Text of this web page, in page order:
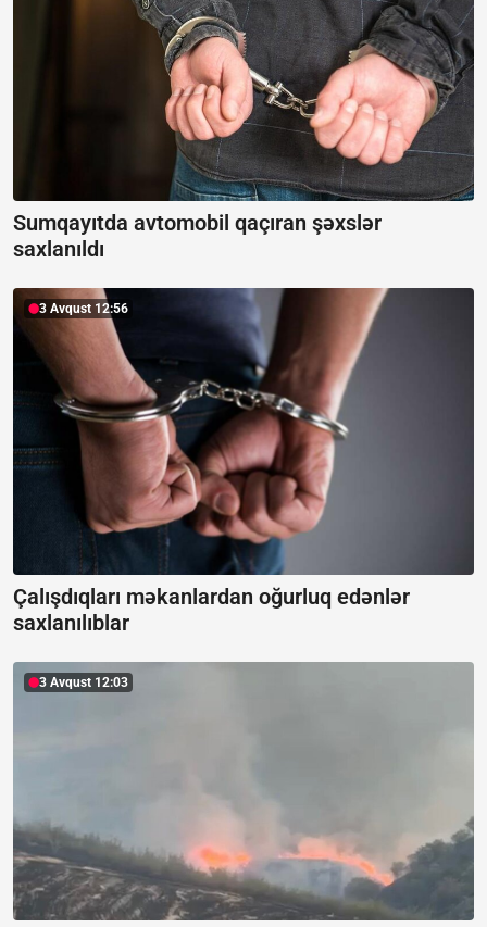
Sumqayıtda avtomobil qaçıran şəxslər
saxlanıldı
3 Avqust 12:56
Çalışdıqları məkanlardan oğurluq edənlər
saxlanılıblar
3 Avqust 12:03